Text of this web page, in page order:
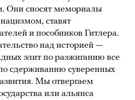
Они сносят мемориалы
ставят
и пособников Гитлера.
над историей —
элит по разжиганию все
сдерживанию суверенных
Мы отвергаем
или альянса